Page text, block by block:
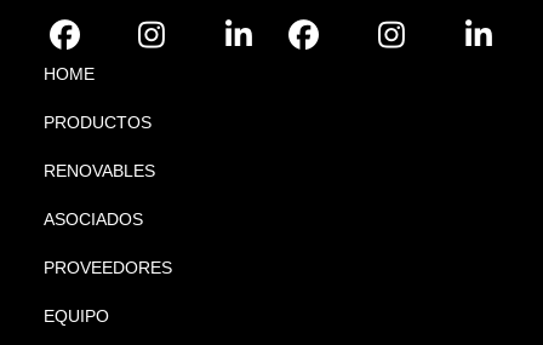
HOME
PRODUCTOS
RENOVABLES
ASOCIADOS
PROVEEDORES
EQUIPO